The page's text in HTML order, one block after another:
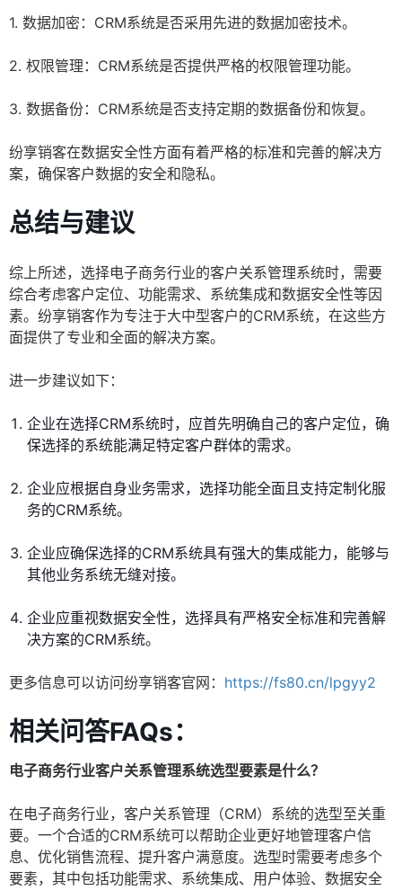
1. 数据加密：CRM系统是否采用先进的数据加密技术。
2. 权限管理：CRM系统是否提供严格的权限管理功能。
3. 数据备份：CRM系统是否支持定期的数据备份和恢复。
纷享销客在数据安全性方面有着严格的标准和完善的解决方
案，确保客户数据的安全和隐私。
总结与建议
综上所述，选择电子商务行业的客户关系管理系统时，需要
综合考虑客户定位、功能需求、系统集成和数据安全性等因
素。纷享销客作为专注于大中型客户的CRM系统，在这些方
面提供了专业和全面的解决方案。
进一步建议如下：
企业在选择CRM系统时，应首先明确自己的客户定位，确
保选择的系统能满足特定客户群体的需求。
企业应根据自身业务需求，选择功能全面且支持定制化服
务的CRM系统。
企业应确保选择的CRM系统具有强大的集成能力，能够与
其他业务系统无缝对接。
企业应重视数据安全性，选择具有严格安全标准和完善解
决方案的CRM系统。
更多信息可以访问纷享销客官网： https://fs80.cn/lpgyy2
相关问答FAQs：
电子商务行业客户关系管理系统选型要素是什么？
在电子商务行业，客户关系管理（CRM）系统的选型至关重
要。一个合适的CRM系统可以帮助企业更好地管理客户信
息、优化销售流程、提升客户满意度。选型时需要考虑多个
要素，其中包括功能需求、系统集成、用户体验、数据安全